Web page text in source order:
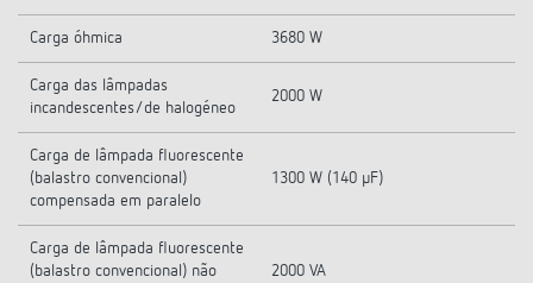
Carga óhmica 3680 W
Carga das lâmpadas
incandescentes/de halogéneo
2000 W
Carga de lâmpada fluorescente
(balastro convencional)
compensada em paralelo
1300 W (140 µF)
Carga de lâmpada fluorescente
(balastro convencional) não
2000 VA